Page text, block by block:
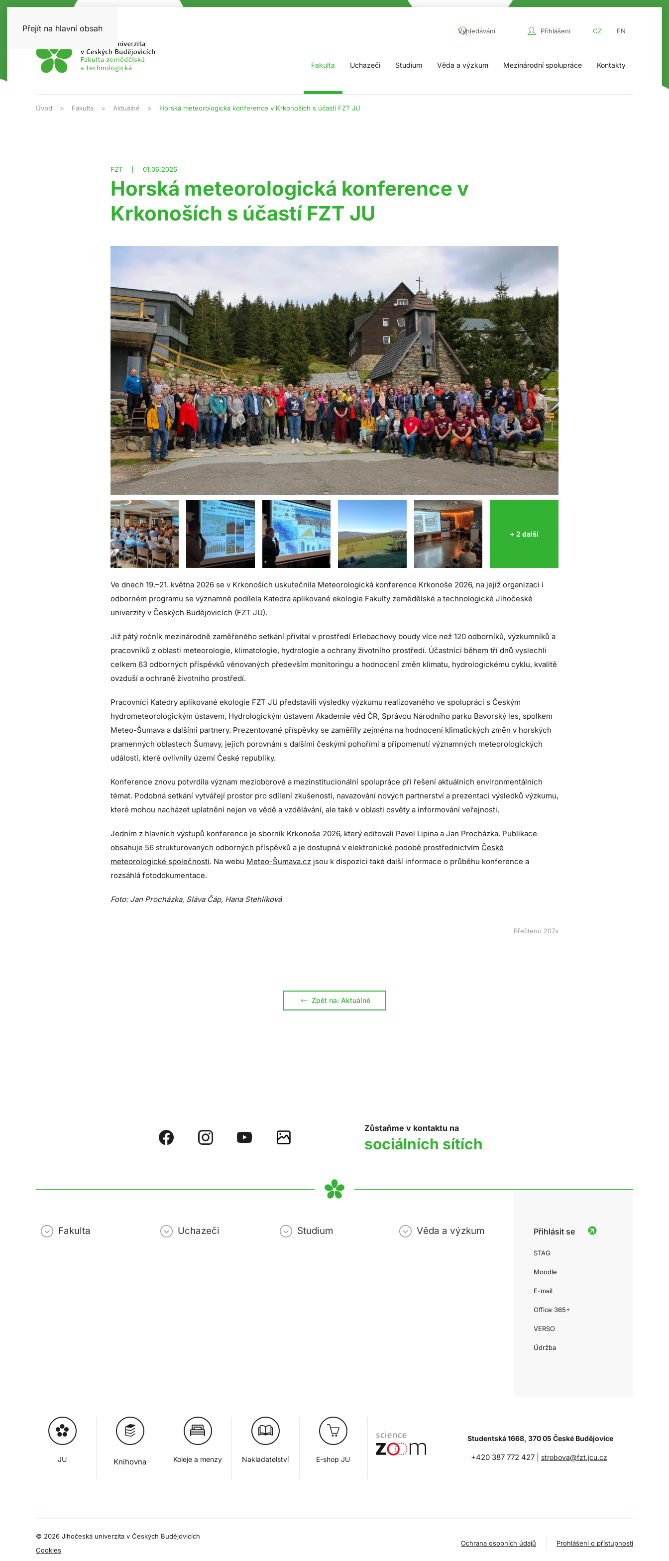
Přejít na hlavní obsah Přihlášení CZ EN
Fakulta Uchazeči Studium Věda a výzkum Mezinárodní spolupráce Kontakty
Úvod Fakulta Aktuálně Horská meteorologická konference v Krkonoších s účastí FZT JU
FZT 01.06.2026
Horská meteorologická konference v
Krkonoších s účastí FZT JU
+ 2 další
Ve dnech 19.–21. května 2026 se v Krkonoších uskutečnila Meteorologická konference Krkonoše 2026, na jejíž organizaci i
odborném programu se významně podílela Katedra aplikované ekologie Fakulty zemědělské a technologické Jihočeské
univerzity v Českých Budějovicích (FZT JU).
Již pátý ročník mezinárodně zaměřeného setkání přivítal v prostředí Erlebachovy boudy více než 120 odborníků, výzkumníků a
pracovníků z oblasti meteorologie, klimatologie, hydrologie a ochrany životního prostředí. Účastníci během tří dnů vyslechli
celkem 63 odborných příspěvků věnovaných především monitoringu a hodnocení změn klimatu, hydrologickému cyklu, kvalitě
ovzduší a ochraně životního prostředí.
Pracovníci Katedry aplikované ekologie FZT JU představili výsledky výzkumu realizovaného ve spolupráci s Českým
hydrometeorologickým ústavem, Hydrologickým ústavem Akademie věd ČR, Správou Národního parku Bavorský les, spolkem
Meteo-Šumava a dalšími partnery. Prezentované příspěvky se zaměřily zejména na hodnocení klimatických změn v horských
pramenných oblastech Šumavy, jejich porovnání s dalšími českými pohořími a připomenutí významných meteorologických
událostí, které ovlivnily území České republiky.
Konference znovu potvrdila význam mezioborové a mezinstitucionální spolupráce při řešení aktuálních environmentálních
témat. Podobná setkání vytvářejí prostor pro sdílení zkušeností, navazování nových partnerství a prezentaci výsledků výzkumu,
které mohou nacházet uplatnění nejen ve vědě a vzdělávání, ale také v oblasti osvěty a informování veřejnosti.
Jedním z hlavních výstupů konference je sborník Krkonoše 2026, který editovali Pavel Lipina a Jan Procházka. Publikace
obsahuje 56 strukturovaných odborných příspěvků a je dostupná v elektronické podobě prostřednictvím České
meteorologické společnosti. Na webu Meteo-Šumava.cz jsou k dispozici také další informace o průběhu konference a
rozsáhlá fotodokumentace.
Foto: Jan Procházka, Sláva Čáp, Hana Stehlíková
Přečteno 207x
Zpět na: Aktuálně
Zůstaňme v kontaktu na
sociálních sítích
Fakulta Uchazeči Studium Věda a výzkum Přihlásit se
STAG
Moodle
E-mail
Office 365+
VERSO
Údržba
JU Knihovna Koleje a menzy Nakladatelství E-shop JU
Studentská 1668, 370 05 České Budějovice
+420 387 772 427 | strobova@fzt.jcu.cz
© 2026 Jihočeská univerzita v Českých Budějovicích
Cookies
Ochrana osobních údajů Prohlášení o přístupnosti